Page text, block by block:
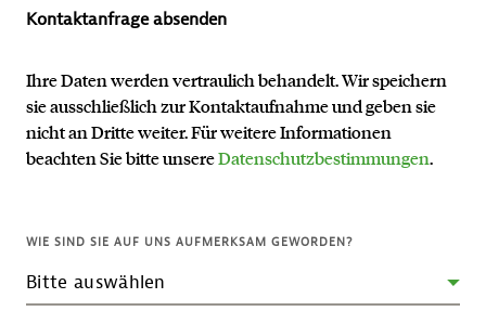
Kontaktanfrage absenden
Ihre Daten werden vertraulich behandelt. Wir speichern
sie ausschließlich zur Kontaktaufnahme und geben sie
nicht an Dritte weiter. Für weitere Informationen
beachten Sie bitte unsereDatenschutzbestimmungen.
WIE SIND SIE AUF UNS AUFMERKSAM GEWORDEN?